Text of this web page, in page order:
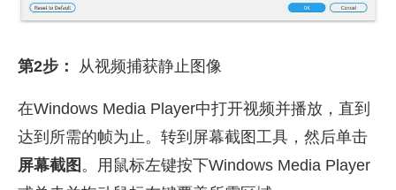
第2步： 从视频捕获静止图像
在Windows Media Player中打开视频并播放，直到
达到所需的帧为止。转到屏幕截图工具，然后单击
屏幕截图 。用鼠标左键按下Windows Media Player